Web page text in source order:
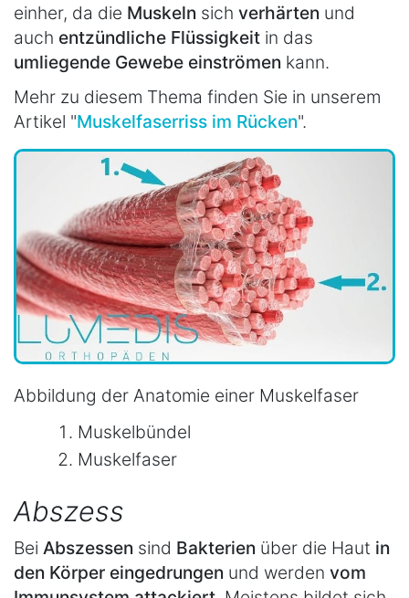
einher, da die Muskeln sich verhärten und
auch entzündliche Flüssigkeit in das
umliegende Gewebe einströmen kann.
Mehr zu diesem Thema finden Sie in unserem
Artikel "Muskelfaserriss im Rücken".
Abbildung der Anatomie einer Muskelfaser
Muskelbündel
Muskelfaser
Abszess
Bei Abszessen sind Bakterien über die Haut in
den Körper eingedrungen und werden vom